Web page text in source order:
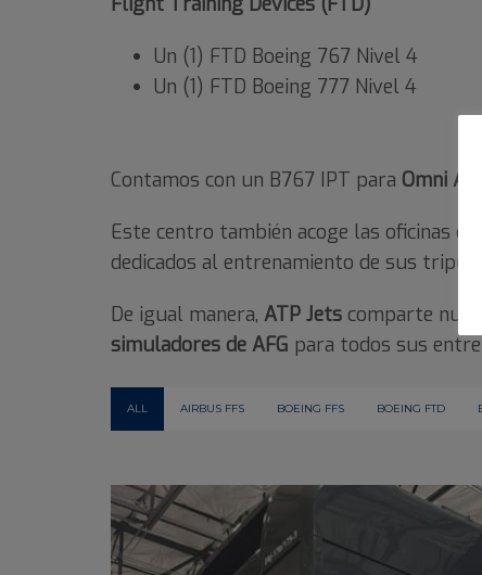
Un (1) FTD Boeing 767 Nivel 4
Un (1) FTD Boeing 777 Nivel 4
Contamos con un B767 IPT para Omni
Este centro también acoge las oficinas del
dedicados al entrenamiento de sus
De igual manera, ATP Jets comparte
simuladores de AFG para todos sus
ALL AIRBUS FFS BOEING FFS BOEING FTD